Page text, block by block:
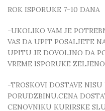
ROK ISPORUKE 7-10 DANA
-UKOLIKO VAM JE
VAS DA UPIT POSALJETE
UPITU JE DOVOLJNO DA
VREME ISPORUKE
-TROSKOVI DOSTAVE
PORUDZBINU.CENA
CENOVNIKU KURIRSKE